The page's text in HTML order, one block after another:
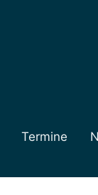
Termine